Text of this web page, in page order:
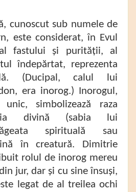
cunoscut sub numele de
este considerat, în Evul
fastului și purității, al
îndepărtat, reprezenta
(Ducipal, calul lui
era inorog.) Inorogul,
simbolizează raza
divină (sabia lui
spirituală sau
în creatură. Dimitrie
rolul de inorog mereu
jur, dar și cu sine însuși,
legat de al treilea ochi